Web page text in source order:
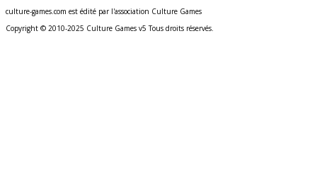
culture-games.com est édité par l'association Culture Games
Copyright © 2010-2025 Culture Games v5 Tous droits réservés.